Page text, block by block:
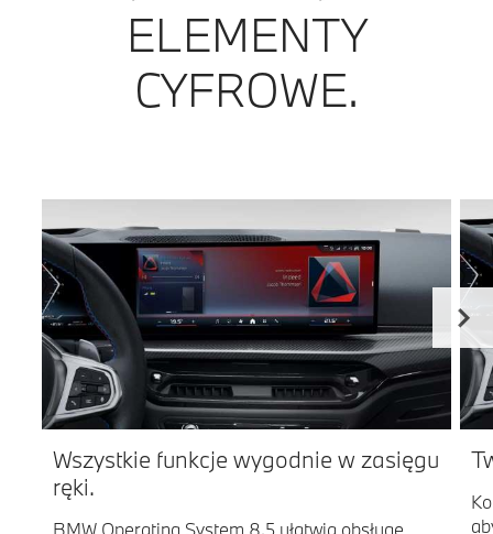
ELEMENTY
CYFROWE.
Wszystkie funkcje wygodnie w zasięgu
ręki.
BMW Operating System 8.5 ułatwia obsługę